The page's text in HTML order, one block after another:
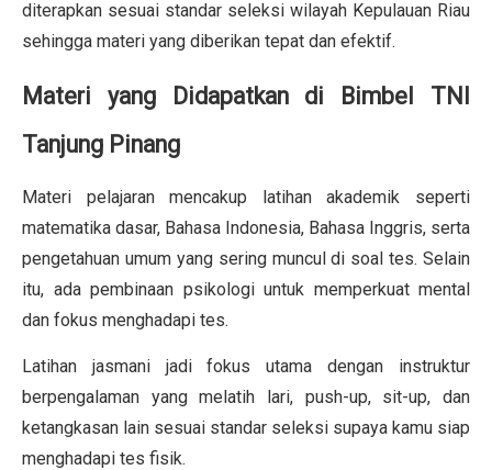
diterapkan sesuai standar seleksi wilayah Kepulauan Riau
sehingga materi yang diberikan tepat dan efektif.
Materi yang Didapatkan di Bimbel TNI
Tanjung Pinang
Materi pelajaran mencakup latihan akademik seperti
matematika dasar, Bahasa Indonesia, Bahasa Inggris, serta
pengetahuan umum yang sering muncul di soal tes. Selain
itu, ada pembinaan psikologi untuk memperkuat mental
dan fokus menghadapi tes.
Latihan jasmani jadi fokus utama dengan instruktur
berpengalaman yang melatih lari, push-up, sit-up, dan
ketangkasan lain sesuai standar seleksi supaya kamu siap
menghadapi tes fisik.